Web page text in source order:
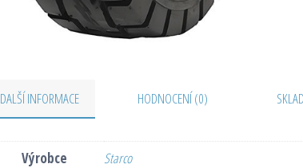
DALŠÍ INFORMACE HODNOCENÍ (0)
Výrobce
Starco